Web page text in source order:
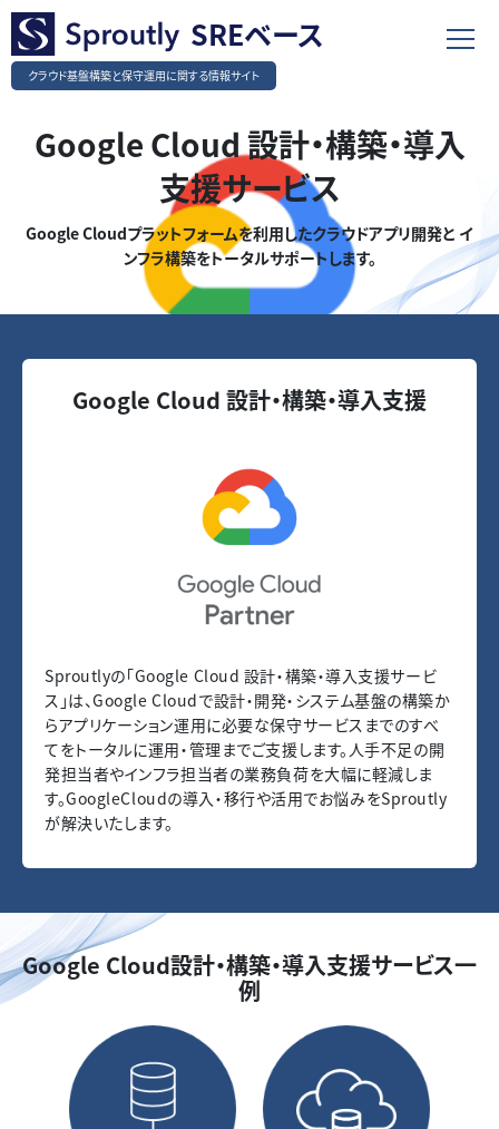
SREベース
クラウド基盤構築と保守運用に関する情報サイト
Google Cloud 設計・構築・導入
支援サービス
Google Cloudプラットフォームを利用したクラウドアプリ開発と イ
ンフラ構築をトータルサポートします。
Google Cloud 設計・構築・導入支援
Sproutlyの「Google Cloud 設計・構築・導入支援サービ
ス」は、Google Cloudで設計・開発・システム基盤の構築か
らアプリケーション運用に必要な保守サービスまでのすべ
てをトータルに運用・管理までご支援します。人手不足の開
発担当者やインフラ担当者の業務負荷を大幅に軽減しま
す。GoogleCloudの導入・移行や活用でお悩みをSproutly
が解決いたします。
Google Cloud設計・構築・導入支援サービス一
例